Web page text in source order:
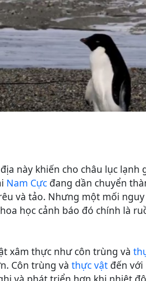
này khiến cho châu lục lạnh
Nam Cực đang dần chuyển
và tảo. Nhưng một mối
học cảnh báo đó chính là
xâm thực như côn trùng và
Côn trùng và thực vật đến với